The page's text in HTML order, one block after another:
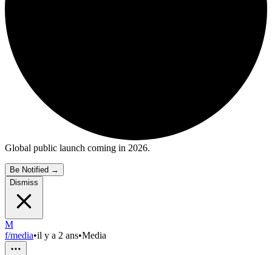
Global public launch coming in 2026.
Be Notified →
Dismiss
M
f/media•il y a 2 ans•Media